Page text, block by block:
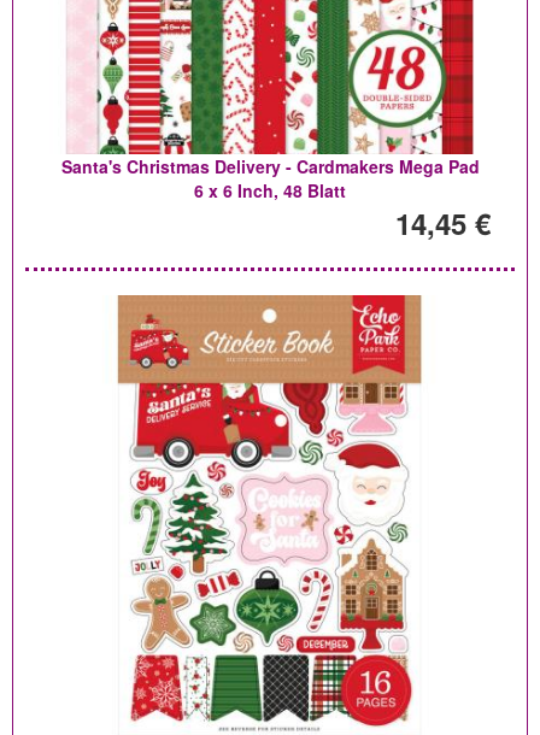
Santa's Christmas Delivery - Cardmakers Mega Pad
6 x 6 Inch, 48 Blatt
14,45 €